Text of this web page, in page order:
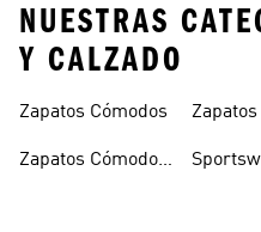
NUESTRAS
Y CALZADO
Zapatos Cómodos
Zapatos Cómodos
Zapatos